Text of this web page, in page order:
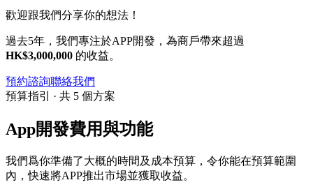
歡迎跟我們分享你的想法！
過去5年，我們專注於APP開發，為商戶帶來超過
HK$3,000,000 的收益。
預約諮詢聯絡我們
預算指引 · 共 5 個方案
App開發費用與功能
我們爲你準備了大概的時間及成本預算，令你能在預算範圍
內，快速將APP推出市場並獲取收益。